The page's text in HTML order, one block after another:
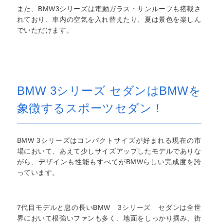
また、BMW3シリーズは電動ガラス・サンルーフも搭載さ
れており、車内の空気を入れ替えたり、夏は景色を楽しん
でいただけます。
BMW 3シリーズ セダンはBMWを
象徴するスポーツセダン！
BMW 3シリーズはコンパクトサイズが好まれる現在の市
場において、あえて少しサイズアップしたモデルでありな
がら、デザインも性能もすべてがBMWらしい完成度を誇
っています。
7代目モデルと息の長いBMW 3シリーズ セダンは全世
界において根強いファンも多く、地面をしっかり掴み、街